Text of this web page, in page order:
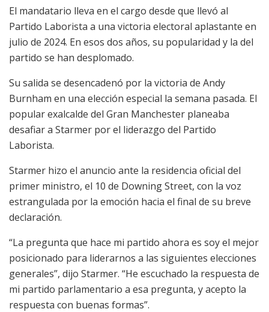
El mandatario lleva en el cargo desde que llevó al
Partido Laborista a una victoria electoral aplastante en
julio de 2024. En esos dos años, su popularidad y la del
partido se han desplomado.
Su salida se desencadenó por la victoria de Andy
Burnham en una elección especial la semana pasada. El
popular exalcalde del Gran Manchester planeaba
desafiar a Starmer por el liderazgo del Partido
Laborista.
Starmer hizo el anuncio ante la residencia oficial del
primer ministro, el 10 de Downing Street, con la voz
estrangulada por la emoción hacia el final de su breve
declaración.
“La pregunta que hace mi partido ahora es soy el mejor
posicionado para liderarnos a las siguientes elecciones
generales”, dijo Starmer. “He escuchado la respuesta de
mi partido parlamentario a esa pregunta, y acepto la
respuesta con buenas formas”.